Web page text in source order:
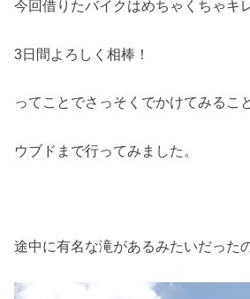
今回借りたバイクはめちゃくちゃキ
3日間よろしく相棒！
ってことでさっそくでかけてみるこ
ウブドまで行ってみました。
途中に有名な滝があるみたいだった